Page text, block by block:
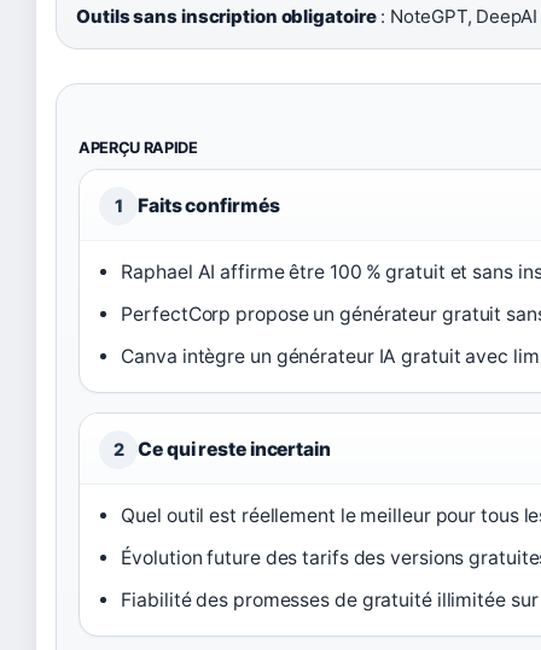
Outils sans inscription obligatoire: NoteGPT, DeepAI
APERÇU RAPIDE
1 Faits confirmés
Raphael AI affirme être 100 % gratuit et sans
PerfectCorp propose un générateur gratuit
Canva intègre un générateur IA gratuit avec
2 Ce qui reste incertain
Quel outil est réellement le meilleur pour tous
Évolution future des tarifs des versions
Fiabilité des promesses de gratuité illimitée